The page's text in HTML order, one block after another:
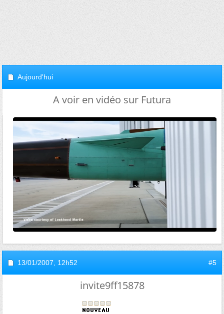
Aujourd'hui
A voir en vidéo sur Futura
13/01/2007, 12h52 #5
invite9ff15878